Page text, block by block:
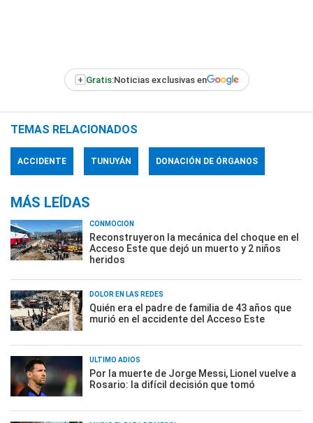
+ Gratis:Noticias exclusivas en
TEMAS RELACIONADOS
ACCIDENTE TUNUYÁN DONACIÓN DE ÓRGANOS
MÁS LEÍDAS
CONMOCIÓN
Reconstruyeron la mecánica del choque en el
Acceso Este que dejó un muerto y 2 niños
heridos
DOLOR EN LAS REDES
Quién era el padre de familia de 43 años que
murió en el accidente del Acceso Este
ÚLTIMO ADIÓS
Por la muerte de Jorge Messi, Lionel vuelve a
Rosario: la difícil decisión que tomó